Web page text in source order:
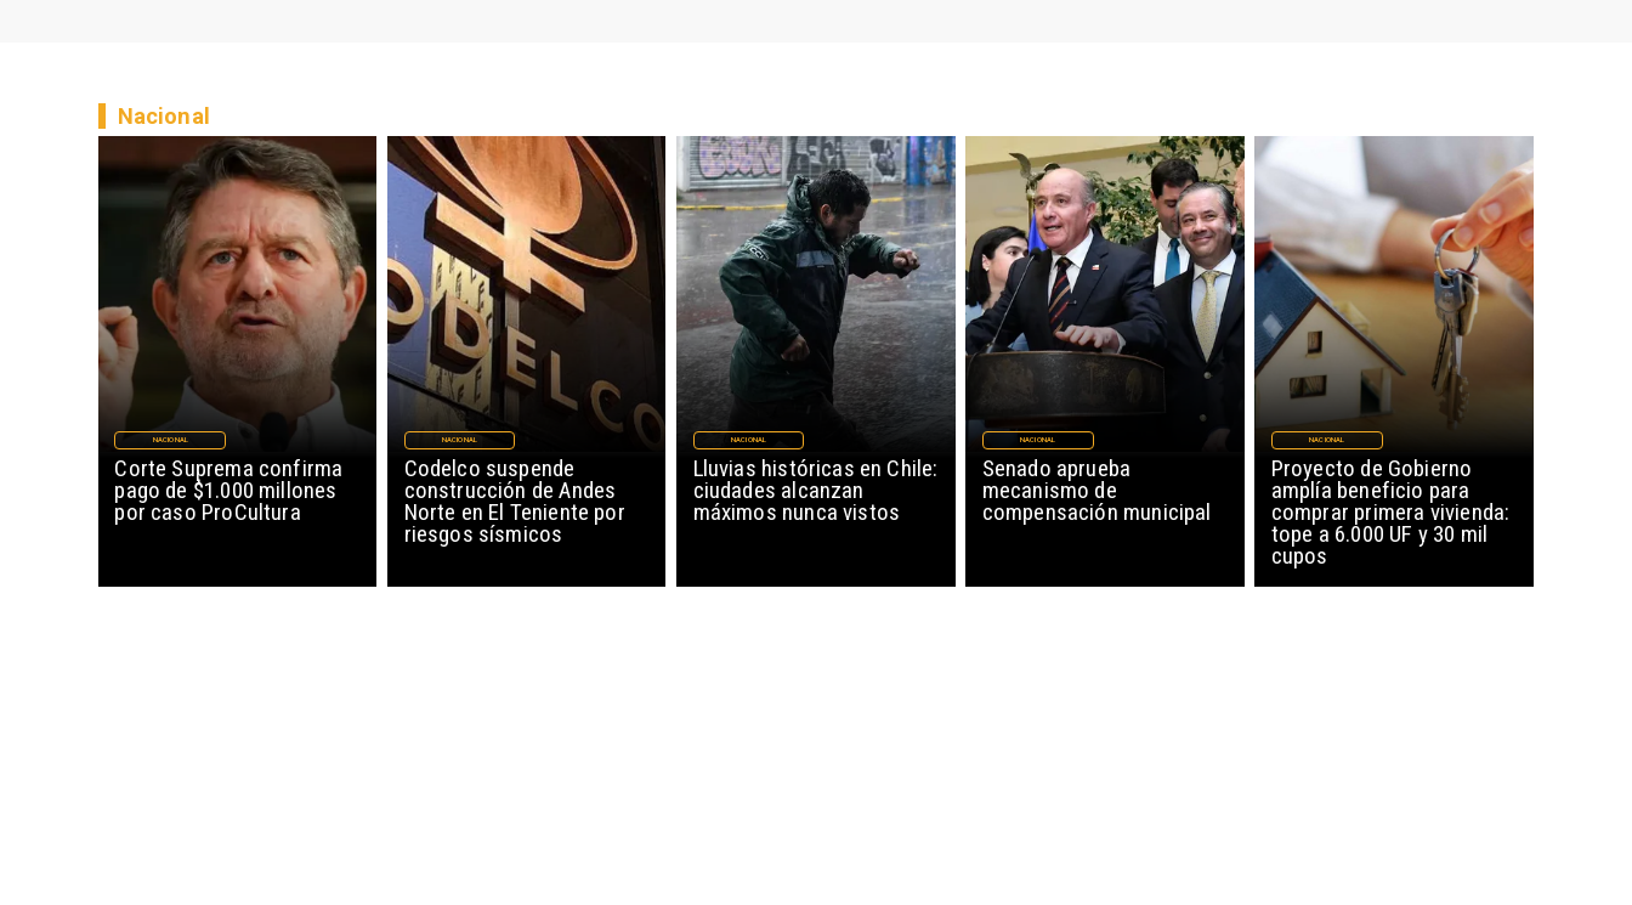
Corte Suprema confirma
pago de $1.000 millones
por caso ProCultura
NACIONAL
Codelco suspende
construcción de Andes
Norte en El Teniente por
riesgos sísmicos
NACIONAL
Lluvias históricas en Chile:
ciudades alcanzan
máximos nunca vistos
NACIONAL
Senado aprueba
mecanismo de
compensación municipal
NACIONAL
Proyecto de Gobierno
amplía beneficio para
comprar primera vivienda:
tope a 6.000 UF y 30 mil
cupos
NACIONAL
Nacional